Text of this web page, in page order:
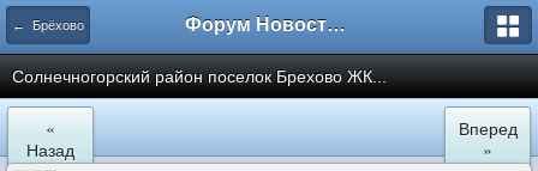
← Брёхово Форум Новостройки
Cолнечногорский район поселок Брехово ЖК...
«
Назад
Вперед
»